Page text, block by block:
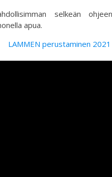
selkeän
apua.
LAMMEN perustaminen 2021